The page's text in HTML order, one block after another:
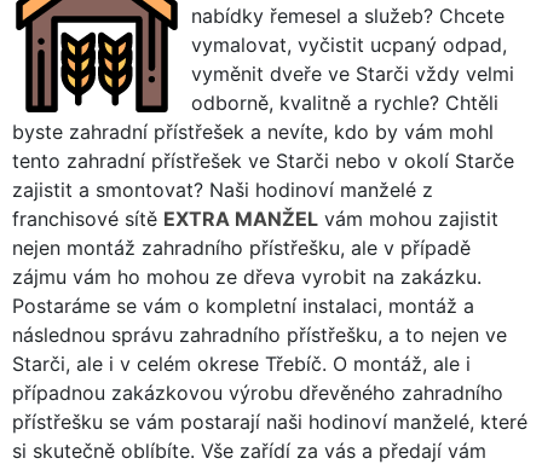
nabídky řemesel a služeb? Chcete
vymalovat, vyčistit ucpaný odpad,
vyměnit dveře ve Starči vždy velmi
odborně, kvalitně a rychle? Chtěli
byste zahradní přístřešek a nevíte, kdo by vám mohl
tento zahradní přístřešek ve Starči nebo v okolí Starče
zajistit a smontovat? Naši hodinoví manželé z
franchisové sítě EXTRA MANŽEL vám mohou zajistit
nejen montáž zahradního přístřešku, ale v případě
zájmu vám ho mohou ze dřeva vyrobit na zakázku.
Postaráme se vám o kompletní instalaci, montáž a
následnou správu zahradního přístřešku, a to nejen ve
Starči, ale i v celém okrese Třebíč. O montáž, ale i
případnou zakázkovou výrobu dřevěného zahradního
přístřešku se vám postarají naši hodinoví manželé, které
si skutečně oblíbíte. Vše zařídí za vás a předají vám